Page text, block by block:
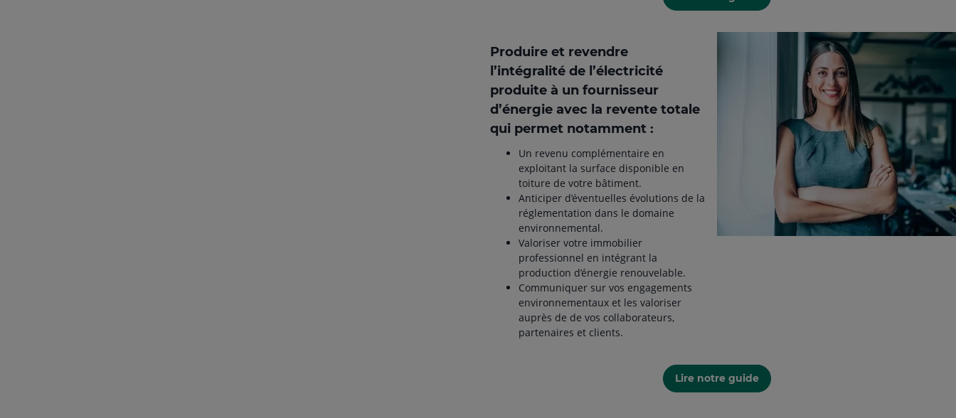
Produire et revendre
l’intégralité de l’électricité
produite à un fournisseur
d’énergie avec la revente totale
qui permet notamment :
Un revenu complémentaire en
exploitant la surface disponible en
toiture de votre bâtiment.
Anticiper d’éventuelles évolutions de la
réglementation dans le domaine
environnemental.
Valoriser votre immobilier
professionnel en intégrant la
production d’énergie renouvelable.
Communiquer sur vos engagements
environnementaux et les valoriser
auprès de de vos collaborateurs,
partenaires et clients.
Lire notre guide